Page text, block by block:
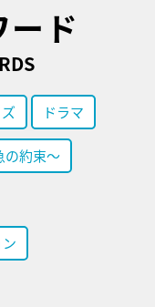
ード
ドラマ
の約束～